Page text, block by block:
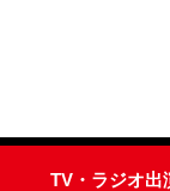
TV・ラジオ出